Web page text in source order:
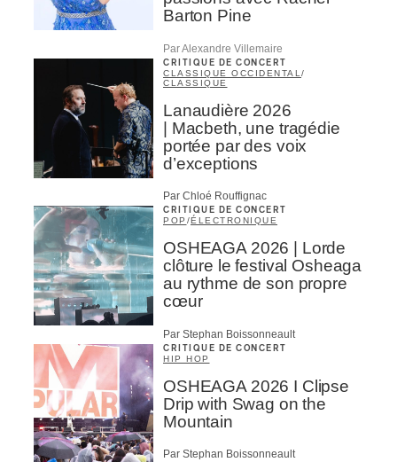
Barton Pine
Par Alexandre Villemaire
CRITIQUE DE CONCERT
CLASSIQUE OCCIDENTAL /
CLASSIQUE
Lanaudière 2026
| Macbeth, une tragédie
portée par des voix
d’exceptions
Par Chloé Rouffignac
CRITIQUE DE CONCERT
POP /ÉLECTRONIQUE
OSHEAGA 2026 | Lorde
clôture le festival Osheaga
au rythme de son propre
cœur
Par Stephan Boissonneault
CRITIQUE DE CONCERT
HIP HOP
OSHEAGA 2026 I Clipse
Drip with Swag on the
Mountain
Par Stephan Boissonneault